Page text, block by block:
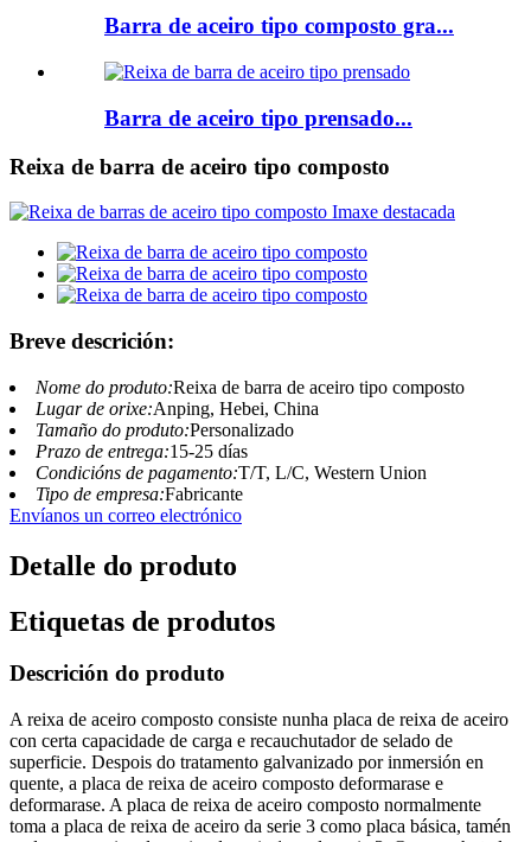
Barra de aceiro tipo composto gra...
Barra de aceiro tipo prensado...
Reixa de barra de aceiro tipo composto
Breve descrición:
Nome do produto:Reixa de barra de aceiro tipo composto
Lugar de orixe:Anping, Hebei, China
Tamaño do produto:Personalizado
Prazo de entrega:15-25 días
Condicións de pagamento:T/T, L/C, Western Union
Tipo de empresa:Fabricante
Envíanos un correo electrónico
Detalle do produto
Etiquetas de produtos
Descrición do produto
A reixa de aceiro composto consiste nunha placa de reixa de aceiro
con certa capacidade de carga e recauchutador de selado de
superficie. Despois do tratamento galvanizado por inmersión en
quente, a placa de reixa de aceiro composto deformarase e
deformarase. A placa de reixa de aceiro composto normalmente
toma a placa de reixa de aceiro da serie 3 como placa básica, tamén